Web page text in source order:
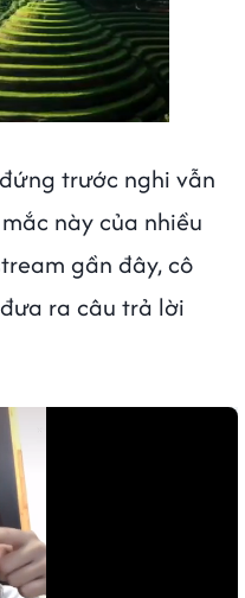
trước nghi vẫn
này của nhiều
gần đây, cô
ra câu trả lời